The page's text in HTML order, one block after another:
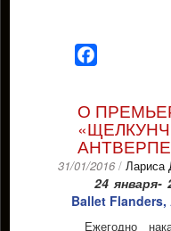
О
31/01/2016 / Лариса
24 января-
Ballet
Ежегодно